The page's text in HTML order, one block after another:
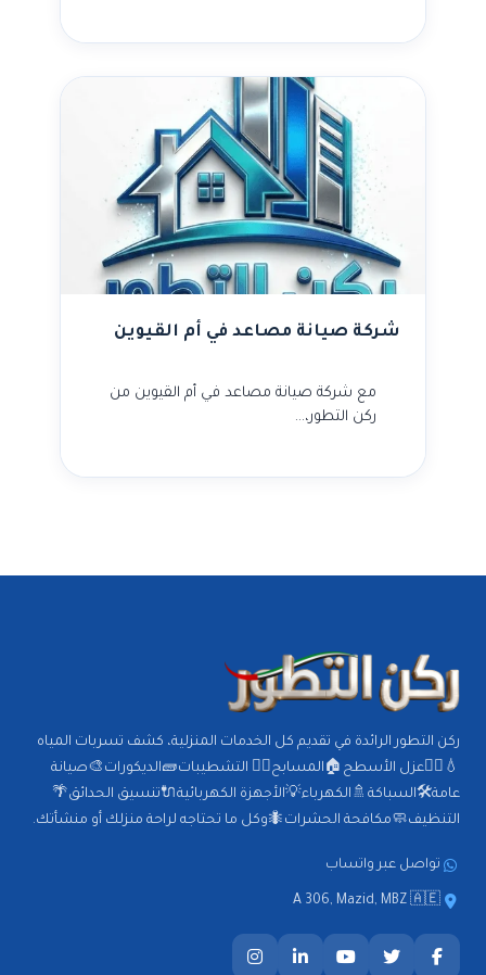
شركة صيانة مصاعد في أم القيوين
مع شركة صيانة مصاعد في أم القيوين من
ركن التطور،…
ركن التطور الرائدة في تقديم كل الخدمات المنزلية، كشف تسربات المياه
💧🕵️‍♂️عزل الأسطح🏠المسابح🏊‍♂️ التشطيبات🧱الديكورات🎨صيانة
عامة🛠️السباكة🚿الكهرباء💡الأجهزة الكهربائية🔌تنسيق الحدائق🌴
التنظيف🧼مكافحة الحشرات🐜وكل ما تحتاجه لراحة منزلك أو منشأتك.
تواصل عبر واتساب
A 306, Mazid, MBZ 🇦🇪